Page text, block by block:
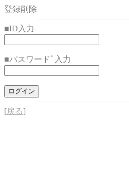
登録削除
■ID入力
■パスワードﾞ入力
[戻る]